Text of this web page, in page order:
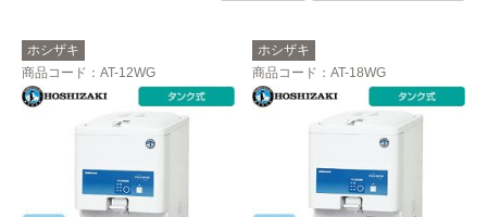
ホシザキ
商品コード ：AT-12WG
ホシザキ
商品コード ：AT-18WG